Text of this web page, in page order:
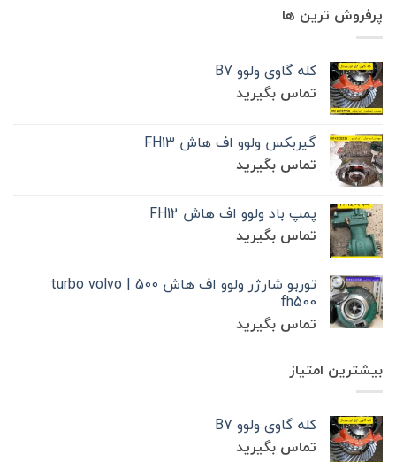
پرفروش ترین ها
کله گاوی ولوو B7
تماس بگیرید
گیربکس ولوو اف هاش FH13
تماس بگیرید
پمپ باد ولوو اف هاش FH12
تماس بگیرید
توربو شارژر ولوو اف هاش 500 | turbo volvo
fh500
تماس بگیرید
بیشترین امتیاز
کله گاوی ولوو B7
تماس بگیرید